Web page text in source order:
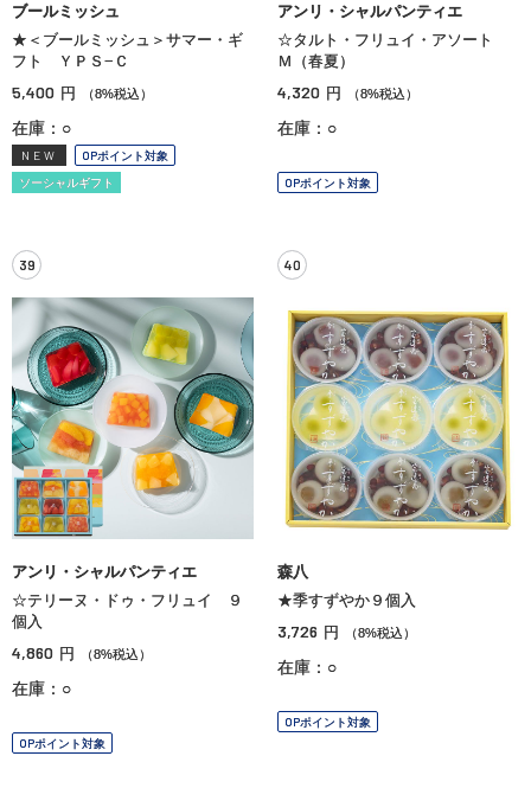
ブールミッシュ
★＜ブールミッシュ＞サマー・ギ
フト ＹＰＳ−Ｃ
5,400 円 （8%税込）
在庫：○
NEW
OPポイント対象
ソーシャルギフト
アンリ・シャルパンティエ
☆タルト・フリュイ・アソート
Ｍ（春夏）
4,320 円 （8%税込）
在庫：○
OPポイント対象
39
アンリ・シャルパンティエ
☆テリーヌ・ドゥ・フリュイ ９
個入
4,860 円 （8%税込）
在庫：○
OPポイント対象
40
森八
★季すずやか９個入
3,726 円 （8%税込）
在庫：○
OPポイント対象